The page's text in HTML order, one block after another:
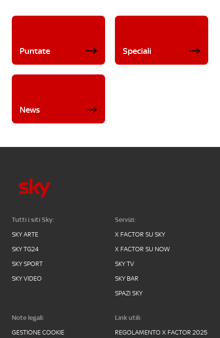
Puntate Speciali
News
Tutti i siti Sky:
SKY ARTE
SKY TG24
SKY SPORT
SKY VIDEO
Servizi:
X FACTOR SU SKY
X FACTOR SU NOW
SKY TV
SKY BAR
SPAZI SKY
Note legali:
GESTIONE COOKIE
Link utili:
REGOLAMENTO X FACTOR 2025